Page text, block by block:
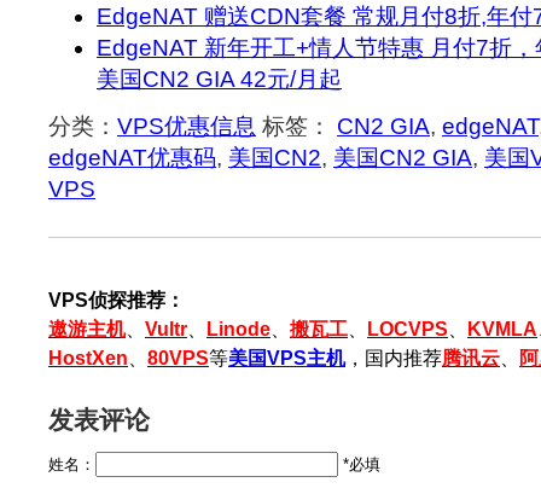
EdgeNAT 赠送CDN套餐 常规月付8折,年付
EdgeNAT 新年开工+情人节特惠 月付7折
美国CN2 GIA 42元/月起
分类： VPS优惠信息 标签： CN2 GIA, edgeNAT
edgeNAT优惠码, 美国CN2, 美国CN2 GIA, 美国
VPS
VPS侦探推荐：
遨游主机、 Vultr Linode 搬瓦工 LOCVPS KVMLA
HostXen
80VPS等美国VPS主机，国内推荐腾讯云
发表评论
姓名： *必填